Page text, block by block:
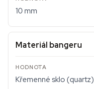
10 mm
Materiál bangeru
Křemenné sklo (quartz)